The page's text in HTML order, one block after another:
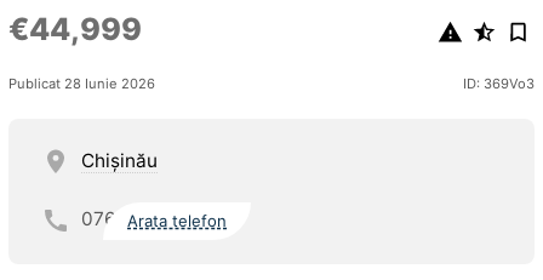
€44,999
Publicat 28 Iunie 2026 ID: 369Vo3
Chişinău
076 Arata telefon